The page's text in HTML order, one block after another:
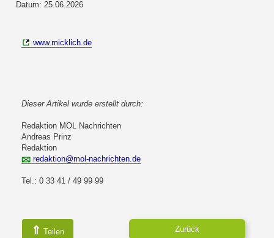
Datum: 25.06.2026
www.micklich.de
Dieser Artikel wurde erstellt durch:
Redaktion MOL Nachrichten
Andreas Prinz
Redaktion
redaktion@mol-nachrichten.de
Tel.: 0 33 41 / 49 99 99
⇑ Teilen Zurück